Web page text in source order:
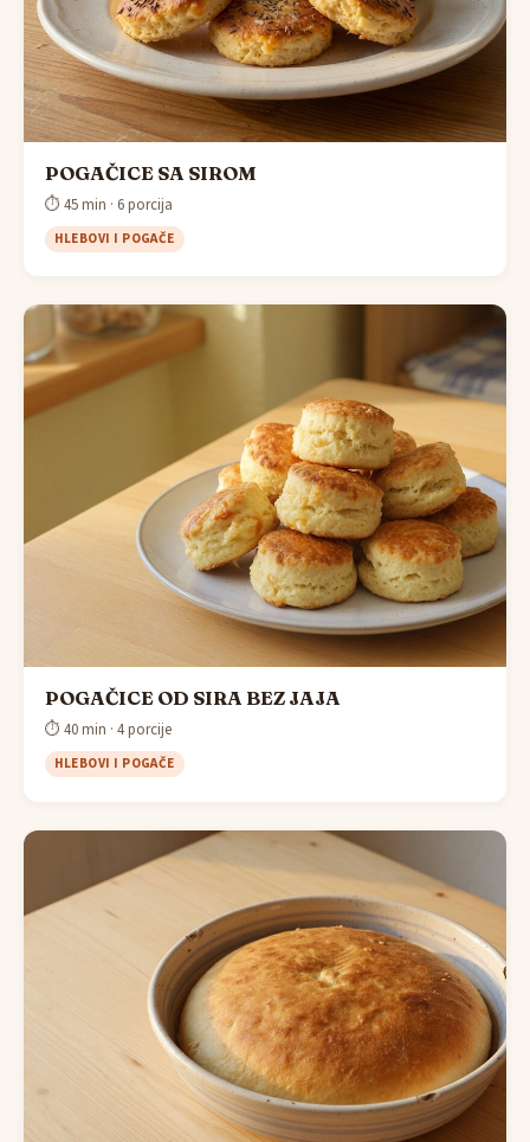
POGAČICE SA SIROM
⏱ 45 min · 6 porcija
HLEBOVI I POGAČE
POGAČICE OD SIRA BEZ JAJA
⏱ 40 min · 4 porcije
HLEBOVI I POGAČE